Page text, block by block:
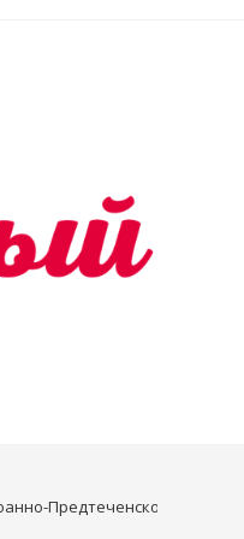
Предтеченского храма